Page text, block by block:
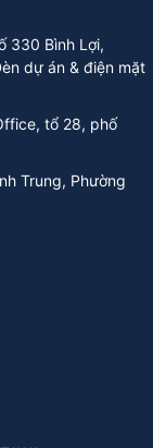
330 Bình Lợi,
dự án & điện mặt
tổ 28, phố
Trung, Phường